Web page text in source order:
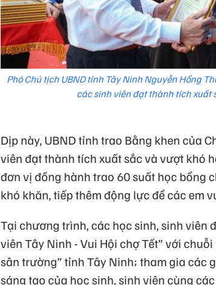
Phó Chủ tịch UBND tỉnh Tây Ninh Nguyễn Hồng
các sinh viên đạt thành tích xuất
Dịp này, UBND tỉnh trao Bằng khen của
viên đạt thành tích xuất sắc và vượt khó
đơn vị đồng hành trao 60 suất học bổng
khó khăn, tiếp thêm động lực để các em
Tại chương trình, các học sinh, sinh viên
viên Tây Ninh - Vui Hội chợ Tết” với
sân trường” tỉnh Tây Ninh; tham gia các
sáng tạo của học sinh, sinh viên cùng